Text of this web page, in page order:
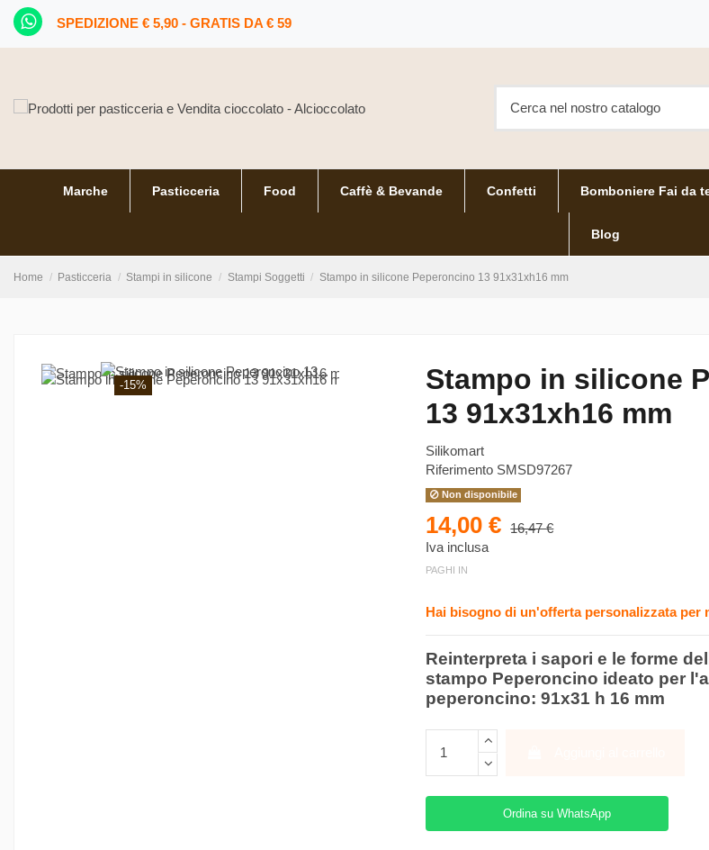
SPEDIZIONE € 5,90 - GRATIS DA € 59
Marche Pasticceria Food Caffè & Bevande Confetti Bomboniere Fai da
Blog
Home Pasticceria Stampi in silicone Stampi Soggetti Stampo in silicone Peperoncino 13 91x31xh16 mm
-15%
Stampo in silicone
13 91x31xh16 mm
Silikomart
Riferimento SMSD97267
Non disponibile
14,00 €
16,47 €
Iva inclusa
PAGHI IN
Hai bisogno di un'offerta personalizzata per
Reinterpreta i sapori e le forme
stampo Peperoncino ideato per
peperoncino: 91x31 h 16 mm
Ordina su WhatsApp